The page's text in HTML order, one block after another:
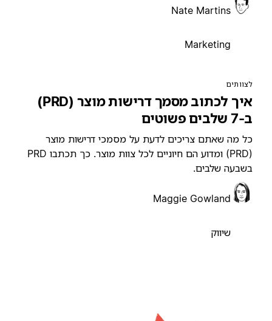
Nate Martins
Marketing
איך לכתוב מסמך דרישות מוצר (PRD)
מה שאתם צריכים לדעת על מסמכי דרישות מוצר
(PRD) ומדוע הם חיוניים לכל צוות מוצר. כך תכתבו PRD
שלבים.
Maggie Gowland